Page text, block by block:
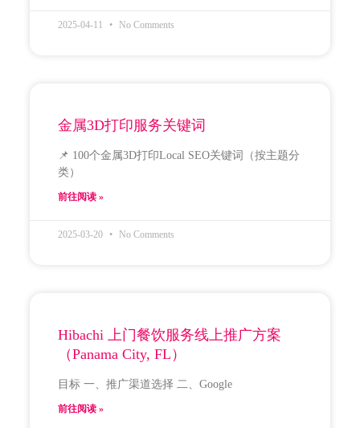
2025-04-11 No Comments
金属3D打印服务关键词
📌 100个金属3D打印Local SEO关键词（按主题分
类）
前往阅读 »
2025-03-20 No Comments
Hibachi 上门餐饮服务线上推广方案
（Panama City, FL）
目标 一、推广渠道选择 二、Google
前往阅读 »